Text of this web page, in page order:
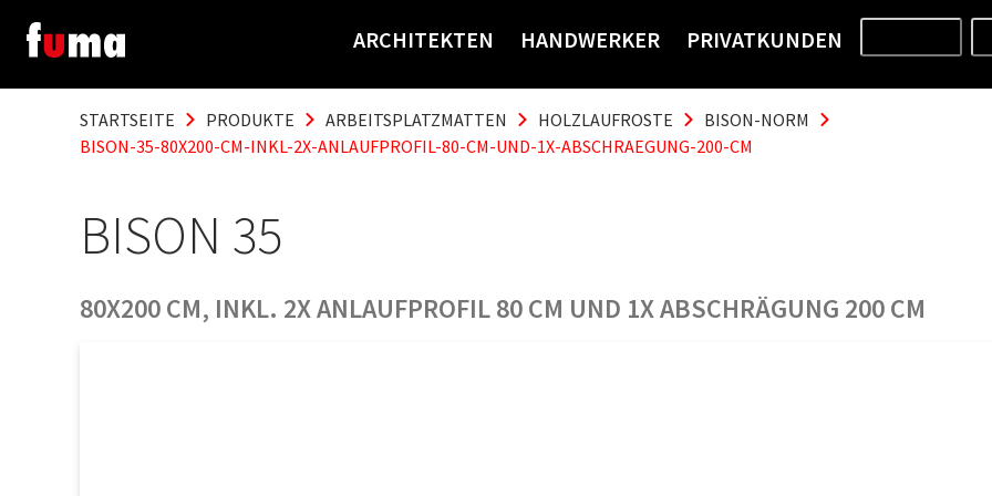
ARCHITEKTEN HANDWERKER PRIVATKUNDEN
STARTSEITE PRODUKTE ARBEITSPLATZMATTEN HOLZLAUFROSTE
BISON-NORM
BISON-35-80X200-CM-INKL-2X-ANLAUFPROFIL-80-CM-UND-1X-ABSCHRAEGUNG-200-CM
BISON 35
80X200 CM, INKL. 2X ANLAUFPROFIL 80 CM UND 1X ABSCHRÄGUNG 200 CM